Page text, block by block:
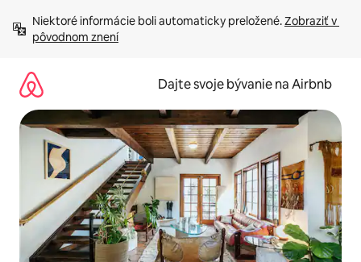
obsah.
Niektoré informácie boli automaticky preložené. Zobraziť v
pôvodnom znení
Dajte svoje bývanie na Airbnb